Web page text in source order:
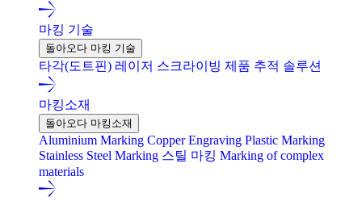
마킹 기술
돌아오다 마킹 기술
타각(도트핀) 레이저 스크라이빙 제품 추적 솔루션
마킹소재
돌아오다 마킹소재
Aluminium Marking Copper Engraving Plastic Marking
Stainless Steel Marking 스틸 마킹 Marking of complex
materials